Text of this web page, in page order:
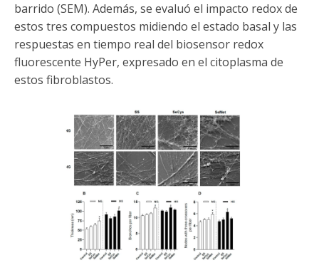
barrido (SEM). Además, se evaluó el impacto redox de
estos tres compuestos midiendo el estado basal y las
respuestas en tiempo real del biosensor redox
fluorescente HyPer, expresado en el citoplasma de
estos fibroblastos.